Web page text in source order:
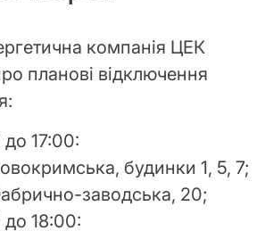
компанія ЦЕК
планові відключення
17:00:
будинки 1, 5, 7;
заводська, 20;
до 18:00: